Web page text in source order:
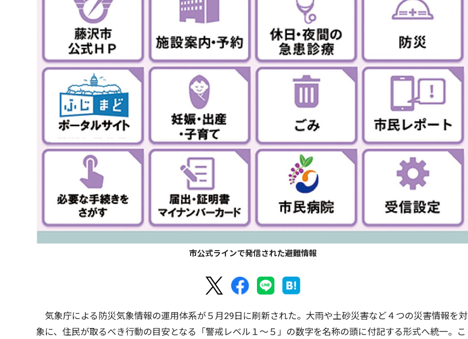
市公式ラインで発信された避難情報
気象庁による防災気象情報の運用体系が５月29日に刷新された。大雨や土砂災害など４つの災害情報を対
象に、住民が取るべき行動の目安となる「警戒レベル１〜５」の数字を名称の頭に付記する形式へ統一。こ